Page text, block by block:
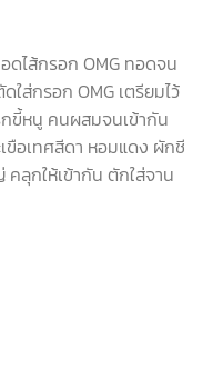
ดไส้กรอก OMG ทอดจน
ส่กรอก OMG เตรียมไว้
กขี้หนู คนผสมจนเข้ากัน
ขือเทศสีดา หอมแดง ผักชี
คลุกให้เข้ากัน ตักใส่จาน